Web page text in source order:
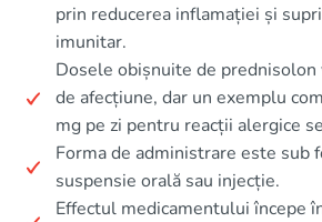
prin reducerea inflamației și
imunitar.
Dosele obișnuite de prednisolon
de afecțiune, dar un exemplu
mg pe zi pentru reacții alergice
Forma de administrare este sub
suspensie orală sau injecție.
Effectul medicamentului începe